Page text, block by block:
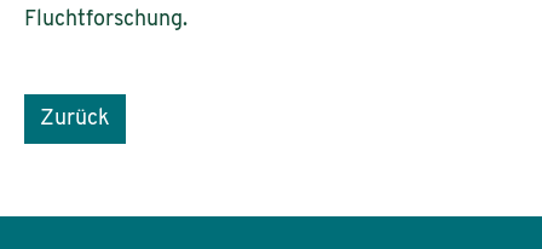
Fluchtforschung.
Zurück